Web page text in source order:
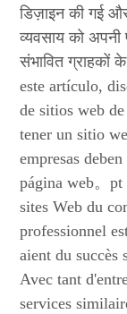
डिज़ाइन की गई
व्यवसाय को
संभावित
este artículo,
de sitios web
tener un sitio
empresas
página web。
sites Web du
professionnel
aient du succès
Avec tant
services